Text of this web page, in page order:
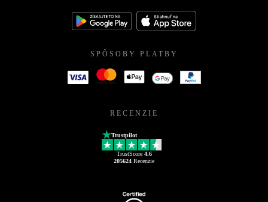
SPÔSOBY PLATBY
RECENZIE
Trustpilot
TrustScore 4.6
205624 Recenzie